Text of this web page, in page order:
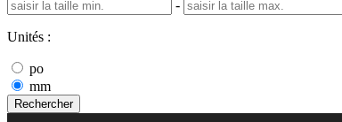
-
Unités :
po
mm
Rechercher